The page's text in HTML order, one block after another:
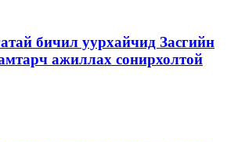
бичил уурхайчид Засгийн
ажиллах сонирхолтой